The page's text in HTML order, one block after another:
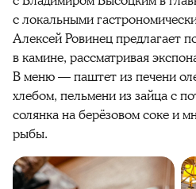
с локальными
Алексей Ровинец предлагает
в камине, рассматривая
В меню — паштет из печени
хлебом, пельмени из зайца с
солянка на берёзовом соке и
рыбы.